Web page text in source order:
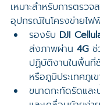
เหมาะสำหรับการตร
อุปกรณ์ในโครงข่ายไฟ
รองรับ DJI
ส่งภาพผ่าน 4G ช่
ปฏิบัติงานในพื้นที่
หรือภูมิประเทศภูเข
ขนาดกะทัดรัดแล